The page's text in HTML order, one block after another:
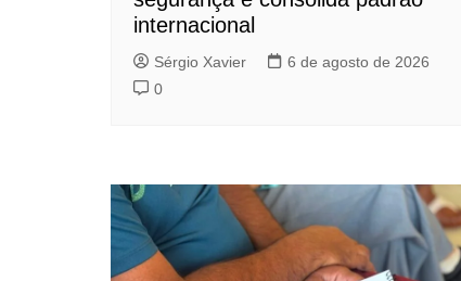
internacional
Sérgio Xavier
6 de agosto de 2026
0